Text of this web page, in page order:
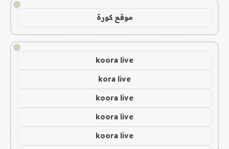
!
موقع كورة
!
koora live
kora live
koora live
koora live
koora live